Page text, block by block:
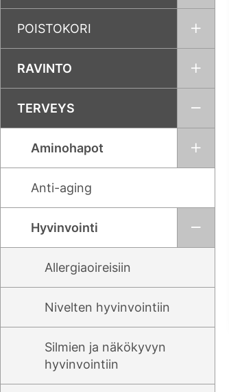
POISTOKORI
RAVINTO
TERVEYS
Aminohapot
Anti-aging
Hyvinvointi
Allergiaoireisiin
Nivelten hyvinvointiin
Silmien ja näkökyvyn
hyvinvointiin